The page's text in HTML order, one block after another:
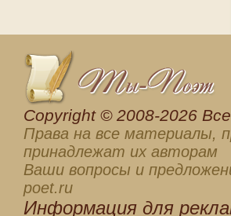
Сopyright © 2008-2026
Права на все материалы,
принадлежат их авторам
Ваши вопросы и
poet.ru
Информация для